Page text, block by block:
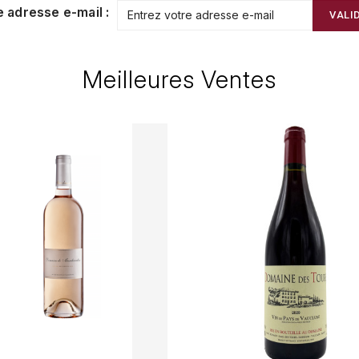
adresse e-mail :
Meilleures Ventes